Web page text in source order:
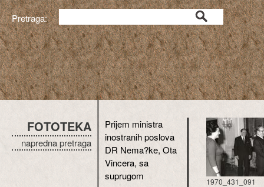
Pretraga:
FOTOTEKA
napredna pretraga
Prijem ministra
inostranih poslova
DR Nema?ke, Ota
Vincera, sa
suprugom
1970_431_091